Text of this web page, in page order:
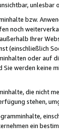
bzw.
noch
Ihrer
(einschließlich
oder auf
Sie werden keine
die nicht
stehen,
ein